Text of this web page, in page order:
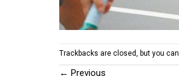
Trackbacks are closed, but you can
← Previous